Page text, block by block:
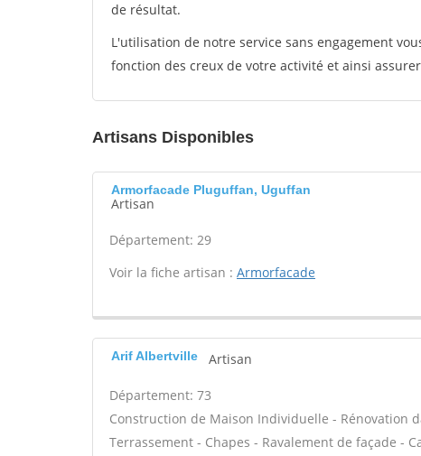
de résultat.
L'utilisation de notre service sans engagement
fonction des creux de votre activité et ainsi
Artisans Disponibles
Armorfacade Pluguffan, Uguffan
Artisan
Département: 29
Voir la fiche artisan : Armorfacade
Arif Albertville Artisan
Département: 73
Construction de Maison Individuelle - Rénovation
Terrassement - Chapes - Ravalement de façade -